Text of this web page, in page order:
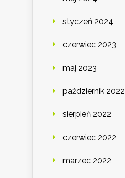
styczeń 2024
czerwiec 2023
maj 2023
październik 2022
sierpień 2022
czerwiec 2022
marzec 2022